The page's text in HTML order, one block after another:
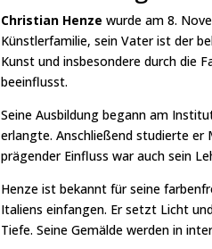
Christian Henze wurde am 8.
Künstlerfamilie, sein Vater ist der
Kunst und insbesondere durch die
beeinflusst.
Seine Ausbildung begann am
erlangte. Anschließend studierte er
prägender Einfluss war auch sein
Henze ist bekannt für seine
Italiens einfangen. Er setzt Licht
Tiefe. Seine Gemälde werden in